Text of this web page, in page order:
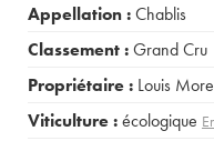
Appellation :Chablis
Classement :Grand Cru
Propriétaire : Louis
Viticulture :écologique